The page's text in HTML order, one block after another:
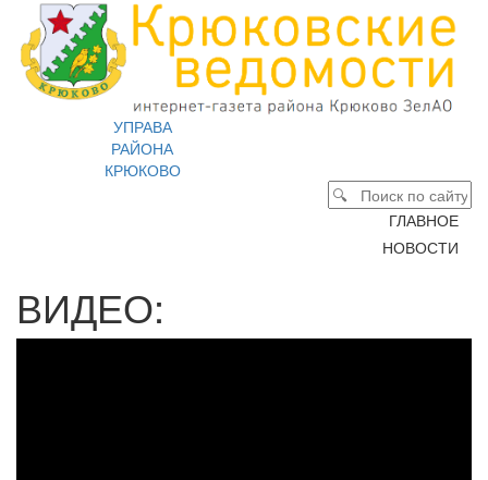
УПРАВА
РАЙОНА
КРЮКОВО
ГЛАВНОЕ
НОВОСТИ
ВИДЕО: